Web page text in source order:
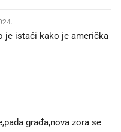
je istaći kako je američka
građa,nova zora se